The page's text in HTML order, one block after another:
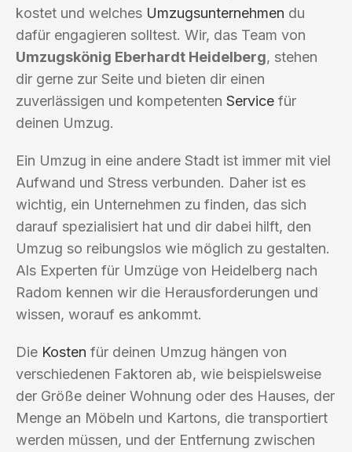
kostet und welches Umzugsunternehmen du
dafür engagieren solltest. Wir, das Team von
Umzugskönig Eberhardt Heidelberg, stehen
dir gerne zur Seite und bieten dir einen
zuverlässigen und kompetenten Service für
deinen Umzug.
Ein Umzug in eine andere Stadt ist immer mit viel
Aufwand und Stress verbunden. Daher ist es
wichtig, ein Unternehmen zu finden, das sich
darauf spezialisiert hat und dir dabei hilft, den
Umzug so reibungslos wie möglich zu gestalten.
Als Experten für Umzüge von Heidelberg nach
Radom kennen wir die Herausforderungen und
wissen, worauf es ankommt.
Die Kosten für deinen Umzug hängen von
verschiedenen Faktoren ab, wie beispielsweise
der Größe deiner Wohnung oder des Hauses, der
Menge an Möbeln und Kartons, die transportiert
werden müssen, und der Entfernung zwischen